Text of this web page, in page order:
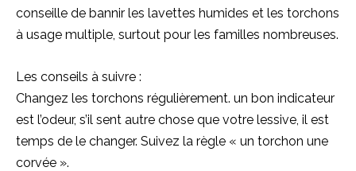
conseille de bannir les lavettes humides et les torchons
à usage multiple, surtout pour les familles nombreuses.
Les conseils à suivre :
Changez les torchons régulièrement. un bon indicateur
est l’odeur, s’il sent autre chose que votre lessive, il est
temps de le changer. Suivez la règle « un torchon une
corvée ».